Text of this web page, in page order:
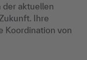
der aktuellen
Ihre
Koordination von